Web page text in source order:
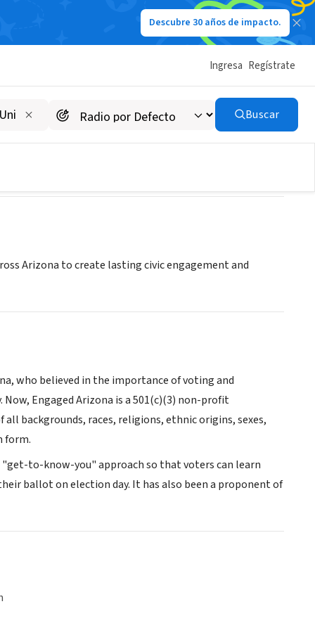
Descubre 30 años de impacto.
Ingresa Regístrate
Buscar
Arizona to create lasting civic engagement and
who believed in the importance of voting and
Engaged Arizona is a 501(c)(3) non-profit
backgrounds, races, religions, ethnic origins, sexes,
form.
to-know-you" approach so that voters can learn
ballot on election day. It has also been a proponent of